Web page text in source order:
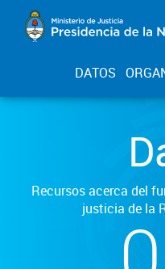
DATOS
Recursos acerca del
justicia de la